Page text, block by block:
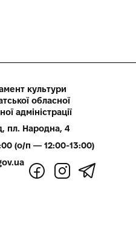
культури
обласної
адміністрації
пл. Народна, 4
(о/п — 12:00-13:00)